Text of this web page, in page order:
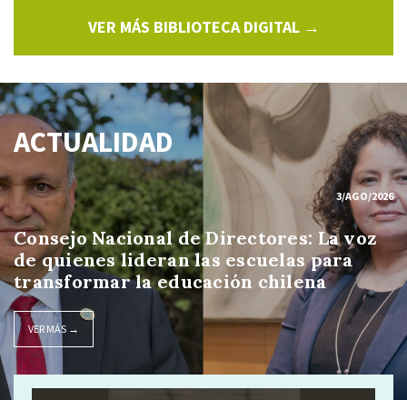
VER MÁS BIBLIOTECA DIGITAL →
ACTUALIDAD
3/AGO/2026
Consejo Nacional de Directores: La voz
de quienes lideran las escuelas para
transformar la educación chilena
VER MÁS →